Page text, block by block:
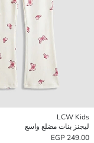
LCW Kids
ليجنز بنات مضلع واسع
249.00 EGP